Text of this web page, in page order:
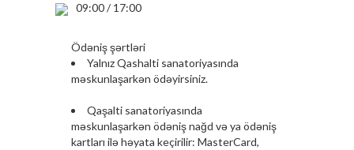
Йодобромная ванна
Ultra Səs Müayinə (USM)
Elektrokardioqramma (EKQ)
Terapevt həkim məsləhəti
09:00 / 17:00
Ödəniş şərtləri
Yalnız Qashalti sanatoriyasında
məskunlaşarkən ödəyirsiniz.
Qaşalti sanatoriyasında
məskunlaşarkən ödəniş nağd və ya ödəniş
kartları ilə həyata keçirilir: MasterCard,